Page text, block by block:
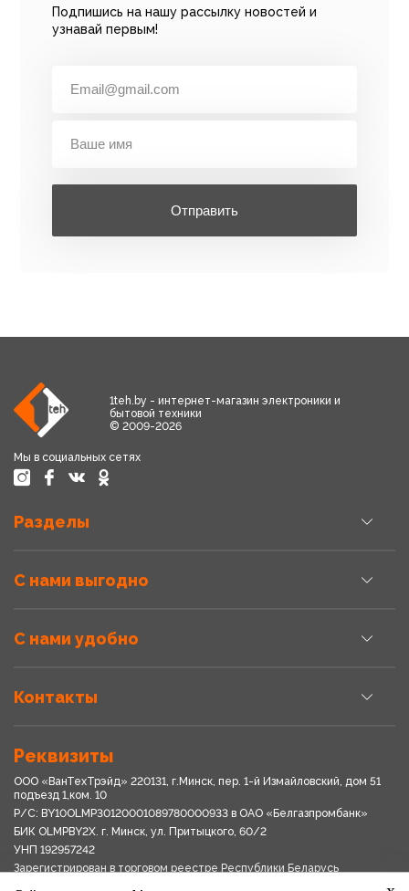
Подпишись на нашу рассылку новостей и
узнавай первым!
Отправить
1teh.by - интернет-магазин электроники и
бытовой техники
© 2009-2026
Мы в социальных сетях
Разделы
С нами выгодно
С нами удобно
Контакты
Реквизиты
ООО «ВанТехТрэйд» 220131, г.Минск, пер. 1-й Измайловский, дом 51
подъезд 1,ком. 10
Р/С: BY10OLMP30120001089780000933 в OАО «Белгазпромбанк»
БИК OLMPBY2X. г. Минск, ул. Притыцкого, 60/2
УНП 192957242
Зарегистрирован в торговом реестре Республики Беларусь